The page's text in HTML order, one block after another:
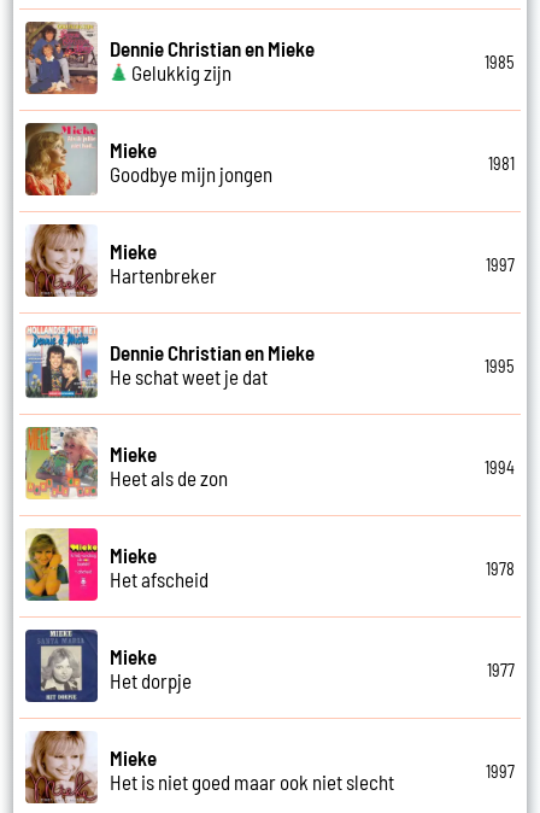
Dennie Christian en Mieke
Gelukkig zijn
1985
Mieke
Goodbye mijn jongen
1981
Mieke
Hartenbreker
1997
Dennie Christian en Mieke
He schat weet je dat
1995
Mieke
Heet als de zon
1994
Mieke
Het afscheid
1978
Mieke
Het dorpje
1977
Mieke
Het is niet goed maar ook niet slecht
1997